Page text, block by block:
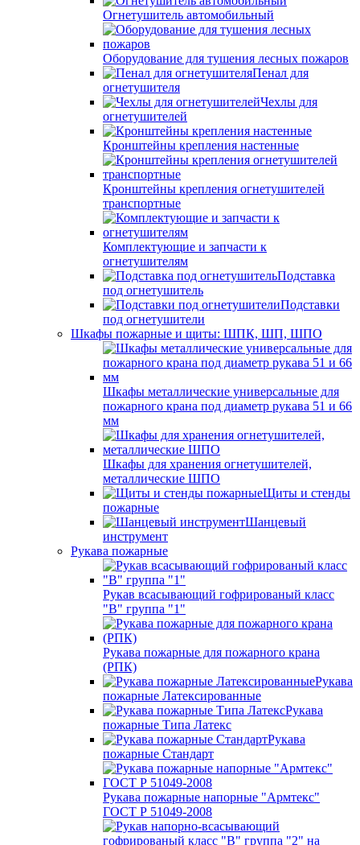
Огнетушитель автомобильный
Оборудование для тушения лесных пожаров
Пенал для
огнетушителя
Чехлы для
огнетушителей
Кронштейны крепления настенные
Кронштейны крепления огнетушителей
транспортные
Комплектующие и запчасти к
огнетушителям
Подставка
под огнетушитель
Подставки
под огнетушители
Шкафы пожарные и щиты: ШПК, ШП, ШПО
Шкафы металлические универсальные для
пожарного крана под диаметр рукава 51 и 66
мм
Шкафы для хранения огнетушителей,
металлические ШПО
Щиты и стенды
пожарные
Шанцевый
инструмент
Рукава пожарные
Рукав всасывающий гофрированый класс
"В" группа "1"
Рукава пожарные для пожарного крана
(РПК)
Рукава
пожарные Латексированные
Рукава
пожарные Типа Латекс
Рукава
пожарные Стандарт
Рукава пожарные напорные "Армтекс"
ГОСТ Р 51049-2008